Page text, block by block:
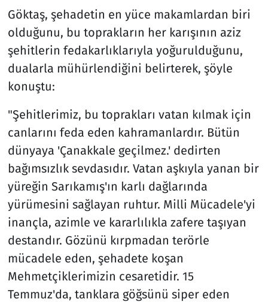
Göktaş, şehadetin en yüce makamlardan biri
olduğunu, bu toprakların her karışının aziz
şehitlerin fedakarlıklarıyla yoğurulduğunu,
dualarla mühürlendiğini belirterek, şöyle
konuştu:
"Şehitlerimiz, bu toprakları vatan kılmak için
canlarını feda eden kahramanlardır. Bütün
dünyaya 'Çanakkale geçilmez.' dedirten
bağımsızlık sevdasıdır. Vatan aşkıyla yanan bir
yüreğin Sarıkamış'ın karlı dağlarında
yürümesini sağlayan ruhtur. Milli Mücadele'yi
inançla, azimle ve kararlılıkla zafere taşıyan
destandır. Gözünü kırpmadan terörle
mücadele eden, şehadete koşan
Mehmetçiklerimizin cesaretidir. 15
Temmuz'da, tanklara göğsünü siper eden